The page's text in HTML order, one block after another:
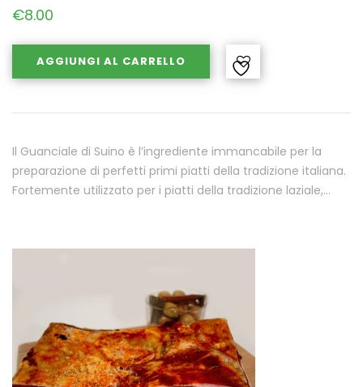
€8.00
AGGIUNGI AL CARRELLO
Il Guanciale di Suino è l’ingrediente immancabile per la
preparazione di perfetti primi piatti della tradizione italiana.
Fortemente utilizzato per i piatti della tradizione laziale,…